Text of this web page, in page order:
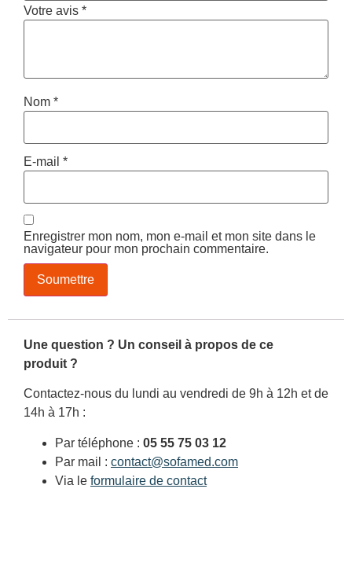
Votre avis *
Nom *
E-mail *
Enregistrer mon nom, mon e-mail et mon site dans le
navigateur pour mon prochain commentaire.
Une question ? Un conseil à propos de ce
produit ?
Contactez-nous du lundi au vendredi de 9h à 12h et de
14h à 17h :
Par téléphone : 05 55 75 03 12
Par mail : contact@sofamed.com
Via le formulaire de contact